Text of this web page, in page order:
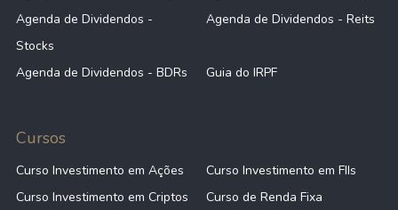
Agenda de Dividendos -
Stocks
Agenda de Dividendos - Reits
Agenda de Dividendos - BDRs Guia do IRPF
Cursos
Curso Investimento em Ações
Curso Investimento em FIIs
Curso Investimento em Criptos
Curso de Renda Fixa